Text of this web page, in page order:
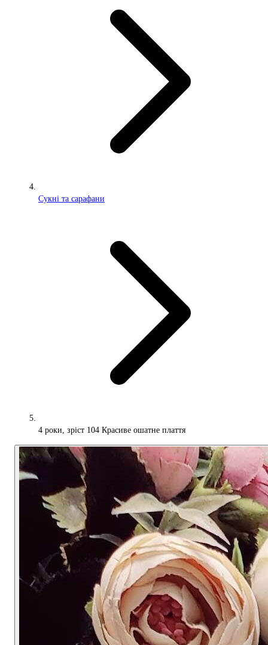
Сукні та сарафани
4 роки, зріст 104 Красиве ошатне плаття